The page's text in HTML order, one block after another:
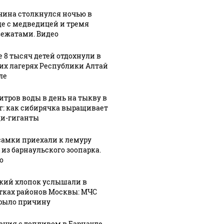
в
МЧС
Пенсионер
перехитрил
сумку с
столкнулся ночью в
с медведицей и тремя
Видео
8 тысяч детей отдохнули в
лагерях Республики Алтай
воды в день на тыкву в
как сибирячка выращивает
гиганты
приехали к лемуру
барнаульского зоопарка.
хлопок услышали в
районов Москвы: МЧС
причину